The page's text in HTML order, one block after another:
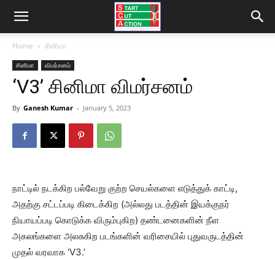
Home சினிமா
சினிமா விமர்சனம்
‘V3’ சினிமா விமர்சனம்
By Ganesh Kumar - January 5, 2023
நாட்டில் நடக்கிற பல்வேறு குற்ற செயல்களை எடுத்துக் காட்டி,
அதற்கு சட்டப்படி கிடைக்கிற (அல்லது படத்தின் இயக்குநர்
நியாயப்படி கொடுக்க விரும்புகிற) தண்டனைகளின் நீள
அகலங்களை அலசுகிற படங்களின் வரிசையில் புதுவருடத்தின்
முதல் வரவாக ‘V3.’